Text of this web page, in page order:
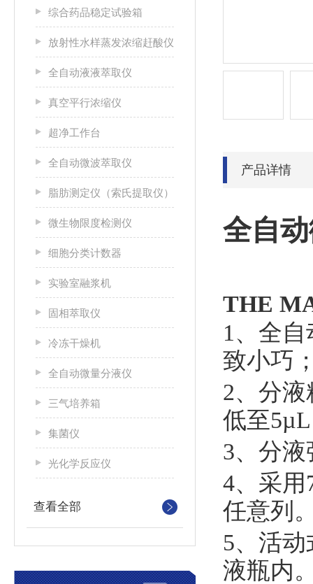
综合药品稳定试验箱
放射性水样蒸发浓缩赶酸仪
全自动液液萃取仪
真空平行浓缩仪
超净工作台
全自动微波萃取仪
脂肪测定仪（索氏提取仪）
微生物限度检测仪
细胞分类计数器
实验室融浆机
固相萃取仪
冷冻干燥机
全自动微量分液仪
三气培养箱
集菌仪
光化学反应仪
查看全部
产品详情
全自
THE
1、 全自
致小巧
2、 分液
低至
3、 分液
4、 采用
任意列
5、 活动
液瓶内